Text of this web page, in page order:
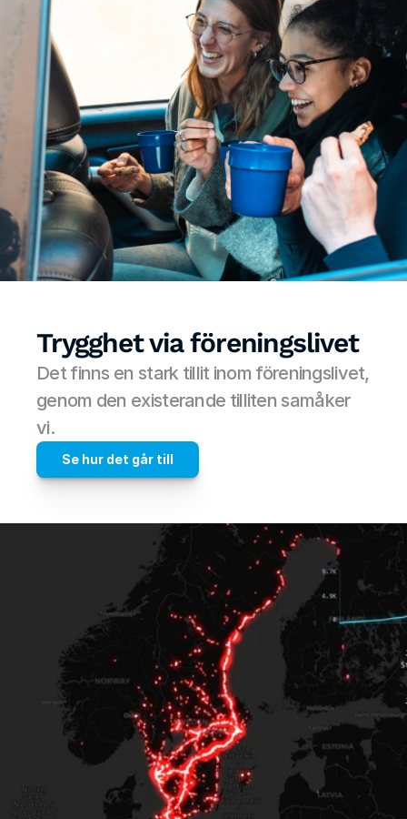
Trygghet via föreningslivet
Det finns en stark tillit inom föreningslivet,
genom den existerande tilliten samåker
vi.
Se hur det går till